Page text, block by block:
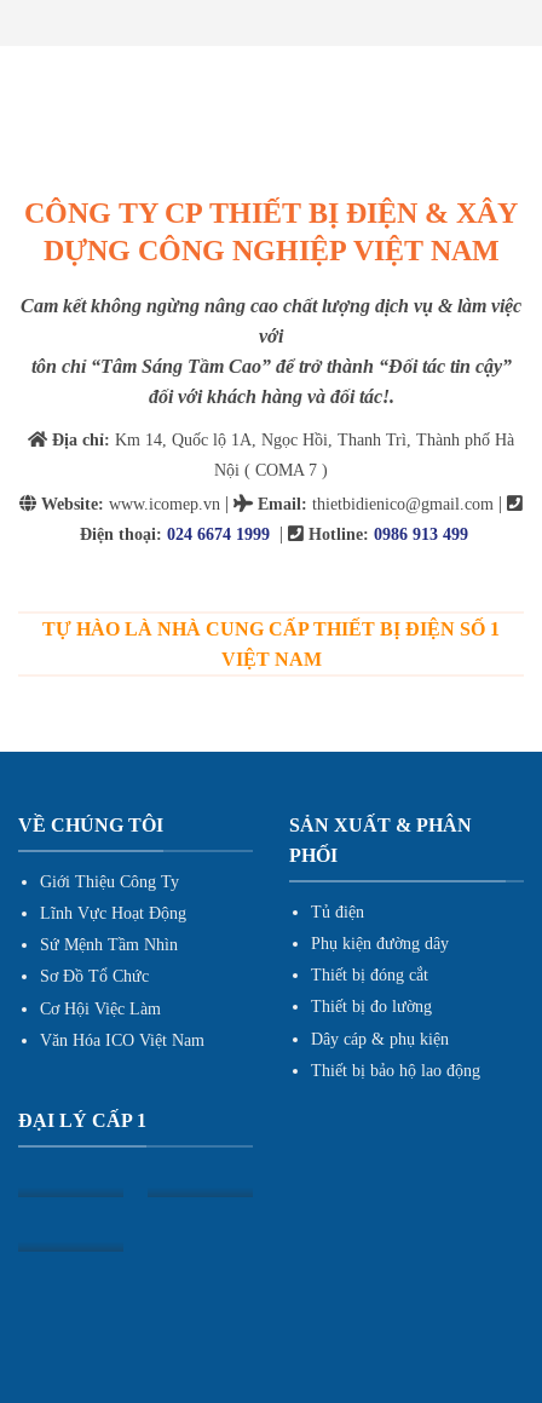
CÔNG TY CP THIẾT BỊ ĐIỆN & XÂY
DỰNG CÔNG NGHIỆP VIỆT NAM
Cam kết không ngừng nâng cao chất lượng dịch vụ & làm việc
với
tôn chỉ “Tâm Sáng Tầm Cao” để trở thành “Đối tác tin cậy”
đối với khách hàng và đối tác!.
Địa chỉ: Km 14, Quốc lộ 1A, Ngọc Hồi, Thanh Trì, Thành phố Hà
Nội ( COMA 7 )
Website: www.icomep.vn | Email: thietbidienico@gmail.com |
Điện thoại: 024 6674 1999 | Hotline: 0986 913 499
TỰ HÀO LÀ NHÀ CUNG CẤP THIẾT BỊ ĐIỆN SỐ 1
VIỆT NAM
VỀ CHÚNG TÔI
Giới Thiệu Công Ty
Lĩnh Vực Hoạt Động
Sứ Mệnh Tầm Nhìn
Sơ Đồ Tổ Chức
Cơ Hội Việc Làm
Văn Hóa ICO Việt Nam
SẢN XUẤT & PHÂN
PHỐI
Tủ điện
Phụ kiện đường dây
Thiết bị đóng cắt
Thiết bị đo lường
Dây cáp & phụ kiện
Thiết bị bảo hộ lao động
ĐẠI LÝ CẤP 1